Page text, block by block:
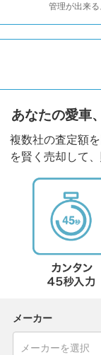
管理が出来
あなたの愛車
複数社の査定額
を賢く売却して
メーカー